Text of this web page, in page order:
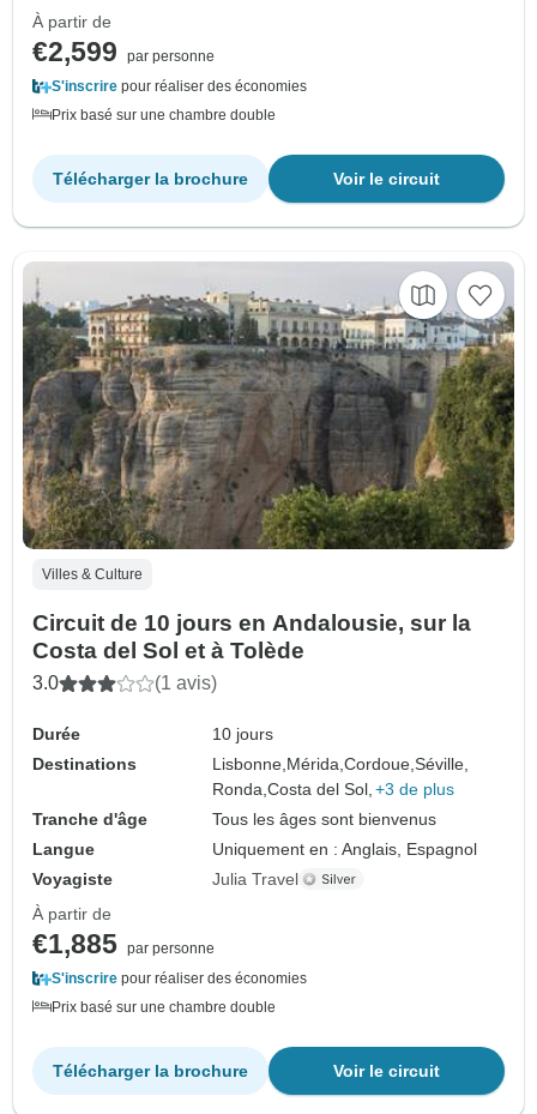
À partir de
€2,599
par personne
S'inscrire pour réaliser des économies
Prix basé sur une chambre double
Voir le circuit
Télécharger la brochure
Villes & Culture
Circuit de 10 jours en Andalousie, sur la
Costa del Sol et à Tolède
3.0 (1 avis)
Durée
10 jours
Destinations
Lisbonne, Mérida,Cordoue,Séville,
Ronda,Costa del Sol, +3 de plus
Tranche d'âge
Tous les âges sont bienvenus
Langue
Uniquement en : Anglais, Espagnol
Voyagiste
Julia Travel
À partir de
€1,885 par personne
S'inscrire pour réaliser des économies
Prix basé sur une chambre double
Voir le circuit
Télécharger la brochure